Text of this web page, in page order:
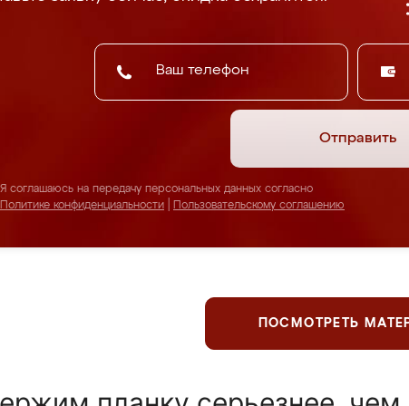
Отправить
Я соглашаюсь на передачу персональных данных согласно
Политике конфиденциальности
Пользовательскому соглашению
ПОСМОТРЕТЬ